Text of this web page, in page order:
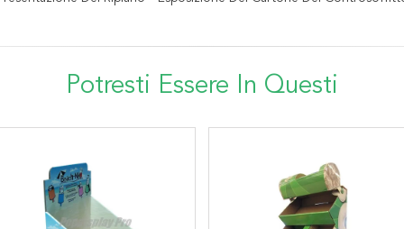
Potresti Essere In Questi